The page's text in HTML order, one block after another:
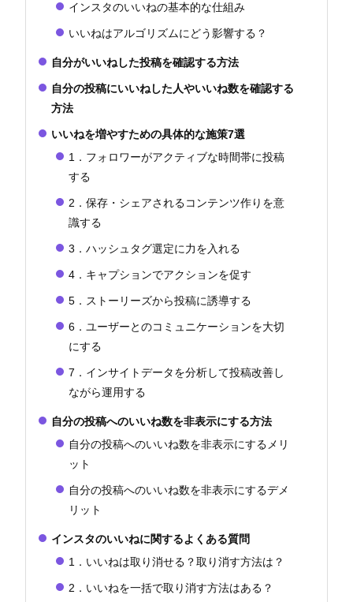
インスタのいいねの基本的な仕組み
いいねはアルゴリズムにどう影響する？
自分がいいねした投稿を確認する方法
自分の投稿にいいねした人やいいね数を確認する
方法
いいねを増やすための具体的な施策7選
1．フォロワーがアクティブな時間帯に投稿
する
2．保存・シェアされるコンテンツ作りを意
識する
3．ハッシュタグ選定に力を入れる
4．キャプションでアクションを促す
5．ストーリーズから投稿に誘導する
6．ユーザーとのコミュニケーションを大切
にする
7．インサイトデータを分析して投稿改善し
ながら運用する
自分の投稿へのいいね数を非表示にする方法
自分の投稿へのいいね数を非表示にするメリ
ット
自分の投稿へのいいね数を非表示にするデメ
リット
インスタのいいねに関するよくある質問
1．いいねは取り消せる？取り消す方法は？
2．いいねを一括で取り消す方法はある？